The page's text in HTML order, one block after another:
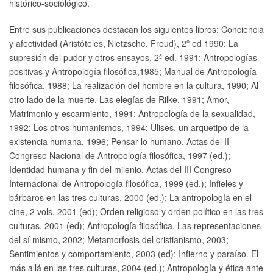
histórico-sociológico.
Entre sus publicaciones destacan los siguientes libros: Conciencia
y afectividad (Aristóteles, Nietzsche, Freud), 2º ed 1990; La
supresión del pudor y otros ensayos, 2ª ed. 1991; Antropologías
positivas y Antropología filosófica,1985; Manual de Antropología
filosófica, 1988; La realización del hombre en la cultura, 1990; Al
otro lado de la muerte. Las elegías de Rilke, 1991; Amor,
Matrimonio y escarmiento, 1991; Antropología de la sexualidad,
1992; Los otros humanismos, 1994; Ulises, un arquetipo de la
existencia humana, 1996; Pensar lo humano. Actas del II
Congreso Nacional de Antropología filosófica, 1997 (ed.);
Identidad humana y fin del milenio. Actas del III Congreso
Internacional de Antropología filosófica, 1999 (ed.); Infieles y
bárbaros en las tres culturas, 2000 (ed.); La antropología en el
cine, 2 vols. 2001 (ed); Orden religioso y orden político en las tres
culturas, 2001 (ed); Antropología filosófica. Las representaciones
del sí mismo, 2002; Metamorfosis del cristianismo, 2003;
Sentimientos y comportamiento, 2003 (ed); Infierno y paraíso. El
más allá en las tres culturas, 2004 (ed.); Antropología y ética ante